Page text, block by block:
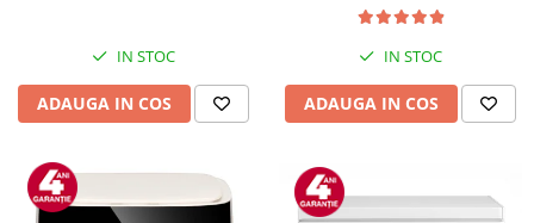
IN STOC
ADAUGA IN COS
IN STOC
ADAUGA IN COS